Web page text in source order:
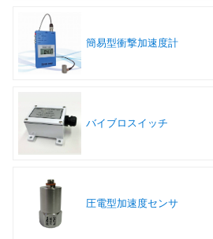
簡易型衝撃加速度計
バイブロスイッチ
圧電型加速度センサ